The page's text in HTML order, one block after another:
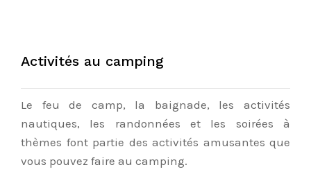
Activités au camping
Le feu de camp, la baignade, les activités
nautiques, les randonnées et les soirées à
thèmes font partie des activités amusantes que
vous pouvez faire au camping.